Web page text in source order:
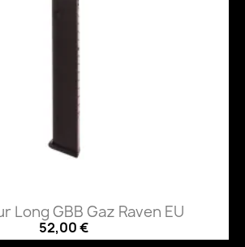
Long GBB Gaz Raven EU
52,00 €